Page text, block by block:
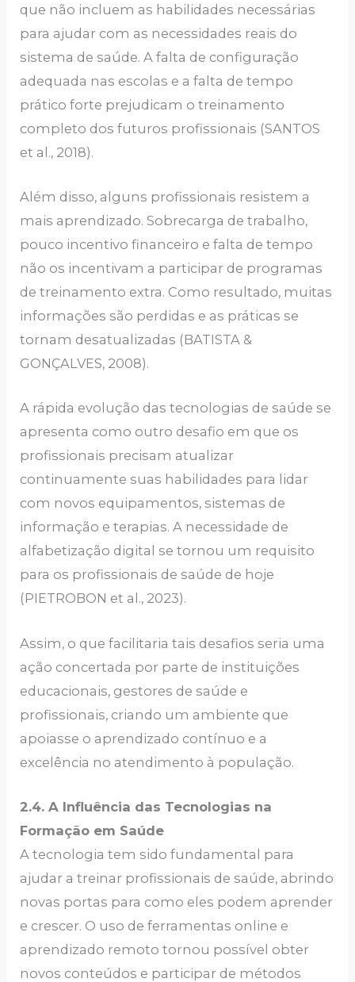
que não incluem as habilidades necessárias
para ajudar com as necessidades reais do
sistema de saúde. A falta de configuração
adequada nas escolas e a falta de tempo
prático forte prejudicam o treinamento
completo dos futuros profissionais (SANTOS
et al., 2018).
Além disso, alguns profissionais resistem a
mais aprendizado. Sobrecarga de trabalho,
pouco incentivo financeiro e falta de tempo
não os incentivam a participar de programas
de treinamento extra. Como resultado, muitas
informações são perdidas e as práticas se
tornam desatualizadas (BATISTA &
GONÇALVES, 2008).
A rápida evolução das tecnologias de saúde se
apresenta como outro desafio em que os
profissionais precisam atualizar
continuamente suas habilidades para lidar
com novos equipamentos, sistemas de
informação e terapias. A necessidade de
alfabetização digital se tornou um requisito
para os profissionais de saúde de hoje
(PIETROBON et al., 2023).
Assim, o que facilitaria tais desafios seria uma
ação concertada por parte de instituições
educacionais, gestores de saúde e
profissionais, criando um ambiente que
apoiasse o aprendizado contínuo e a
excelência no atendimento à população.
2.4. A Influência das Tecnologias na
Formação em Saúde
A tecnologia tem sido fundamental para
ajudar a treinar profissionais de saúde, abrindo
novas portas para como eles podem aprender
e crescer. O uso de ferramentas online e
aprendizado remoto͏ tornou possível obter
novos conteúdos e participar de métodos